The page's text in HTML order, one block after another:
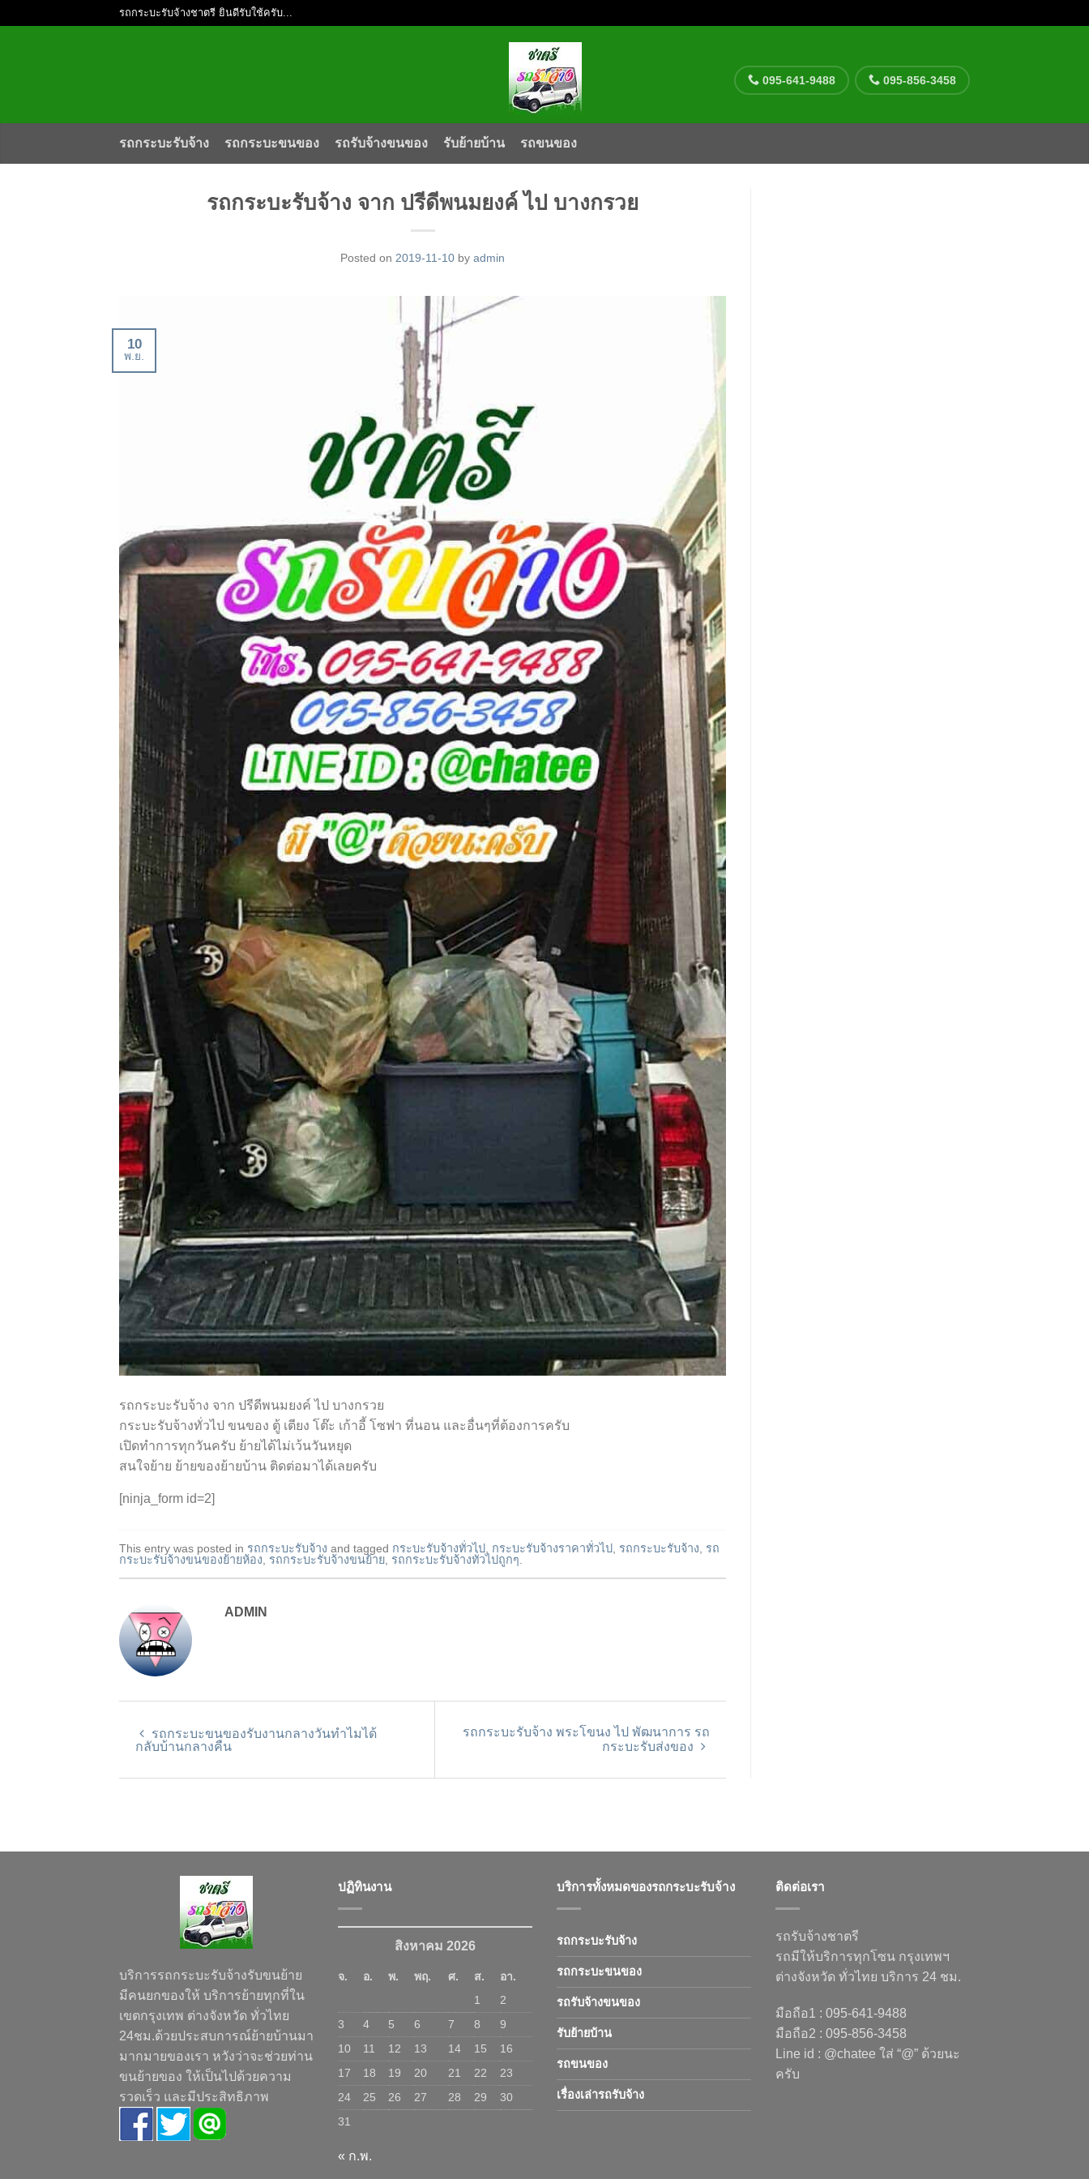
รถกระบะรับจ้างชาตรี ยินดีรับใช้ครับ...
095-641-9488 095-856-3458
รถกระบะรับจ้าง รถกระบะขนของ รถรับจ้างขนของ รับย้ายบ้าน รถขนของ
รถกระบะรับจ้าง จาก ปรีดีพนมยงค์ ไป บางกรวย
Posted on 2019-11-10 by admin
10
พ.ย.
รถกระบะรับจ้าง จาก ปรีดีพนมยงค์ ไป บางกรวย
กระบะรับจ้างทั่วไป ขนของ ตู้ เตียง โต๊ะ เก้าอี้ โซฟา ที่นอน และอื่นๆที่ต้องการครับ
เปิดทำการทุกวันครับ ย้ายได้ไม่เว้นวันหยุด
สนใจย้าย ย้ายของย้ายบ้าน ติดต่อมาได้เลยครับ
[ninja_form id=2]
This entry was posted in รถกระบะรับจ้าง and tagged กระบะรับจ้างทั่วไป กระบะรับจ้างราคาทั่วไป รถกระบะรับจ้าง
รถ
กระบะรับจ้างขนของย้ายห้อง
รถกระบะรับจ้างขนย้าย รถกระบะรับจ้างทั่วไปถูกๆ
ADMIN
รถกระบะขนของรับงานกลางวันทำไมได้
กลับบ้านกลางคืน
รถกระบะรับจ้าง พระโขนง ไป พัฒนาการ รถ
กระบะรับส่งของ
บริการรถกระบะรับจ้างรับขนย้าย
มีคนยกของให้ บริการย้ายทุกที่ใน
เขตกรุงเทพ ต่างจังหวัด ทั่วไทย
24ชม.ด้วยประสบการณ์ย้ายบ้านมา
มากมายของเรา หวังว่าจะช่วยท่าน
ขนย้ายของ ให้เป็นไปด้วยความ
รวดเร็ว และมีประสิทธิภาพ
ปฏิทินงาน
สิงหาคม 2026
จ. อ. พ. พฤ. ศ. ส.
อา.
1
2
3
4 5 6 7 8
9
10
11 12 13 14 15
16
17
18 19 20 21 22
23
24
25 26 27 28 29
30
31
« ก.พ.
บริการทั้งหมดของรถกระบะรับจ้าง
รถกระบะรับจ้าง
รถกระบะขนของ
รถรับจ้างขนของ
รับย้ายบ้าน
รถขนของ
เรื่องเล่ารถรับจ้าง
ติดต่อเรา
รถรับจ้างชาตรี
รถมีให้บริการทุกโซน กรุงเทพฯ
ต่างจังหวัด ทั่วไทย บริการ 24 ชม.
มือถือ1 : 095-641-9488
มือถือ2 : 095-856-3458
Line id : @chatee ใส่ “@” ด้วยนะ
ครับ